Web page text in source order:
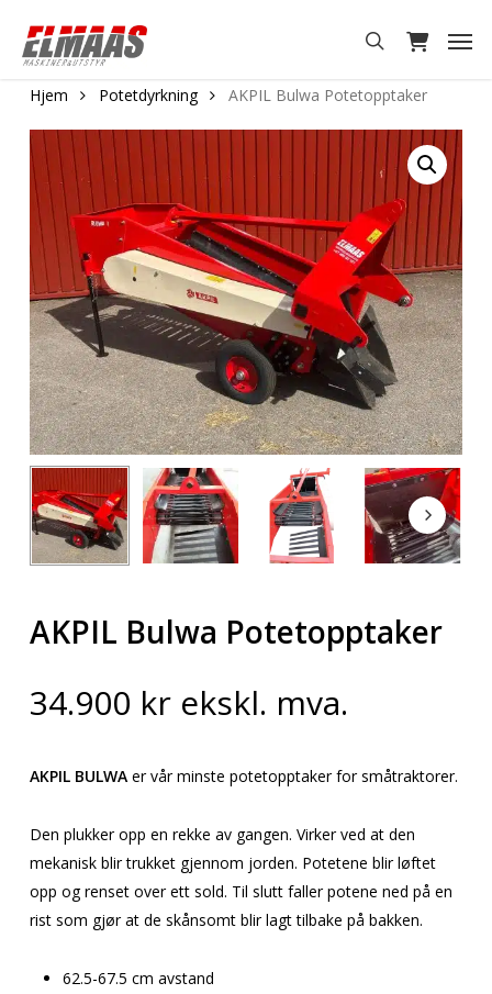
main
content
search
Hjem Potetdyrkning AKPIL Bulwa Potetopptaker
AKPIL Bulwa Potetopptaker
34.900 kr ekskl. mva.
AKPIL BULWAer vår minste potetopptaker for småtraktorer.
Den plukker opp en rekke av gangen. Virker ved at den
mekanisk blir trukket gjennom jorden. Potetene blir løftet
opp og renset over ett sold. Til slutt faller potene ned på en
rist som gjør at de skånsomt blir lagt tilbake på bakken.
62.5-67.5 cm avstand